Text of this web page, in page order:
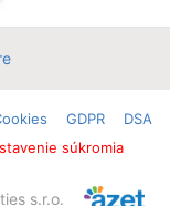
GDPR
DSA
súkromia
s.r.o.